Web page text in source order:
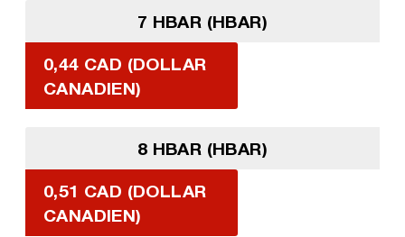
7 HBAR (HBAR)
0,44 CAD (DOLLAR
CANADIEN)
8 HBAR (HBAR)
0,51 CAD (DOLLAR
CANADIEN)